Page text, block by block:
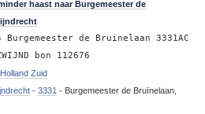
haast naar Burgemeester de
Burgemeester de Bruinelaan 3331AC
bon 112676
Zuid
- 3331 - Burgemeester de Bruïnelaan,